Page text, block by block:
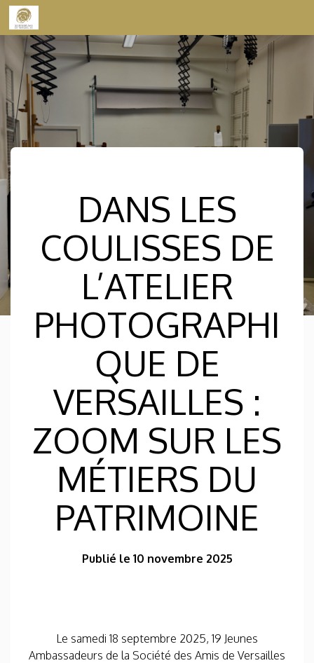
Skip to content
DANS LES
COULISSES DE
L’ATELIER
PHOTOGRAPHI
QUE DE
VERSAILLES :
ZOOM SUR LES
MÉTIERS DU
PATRIMOINE
Publié le 10 novembre 2025
Le samedi 18 septembre 2025, 19 Jeunes
Ambassadeurs de la Société des Amis de Versailles